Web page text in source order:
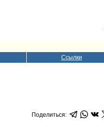
Ссылки
Поделиться: